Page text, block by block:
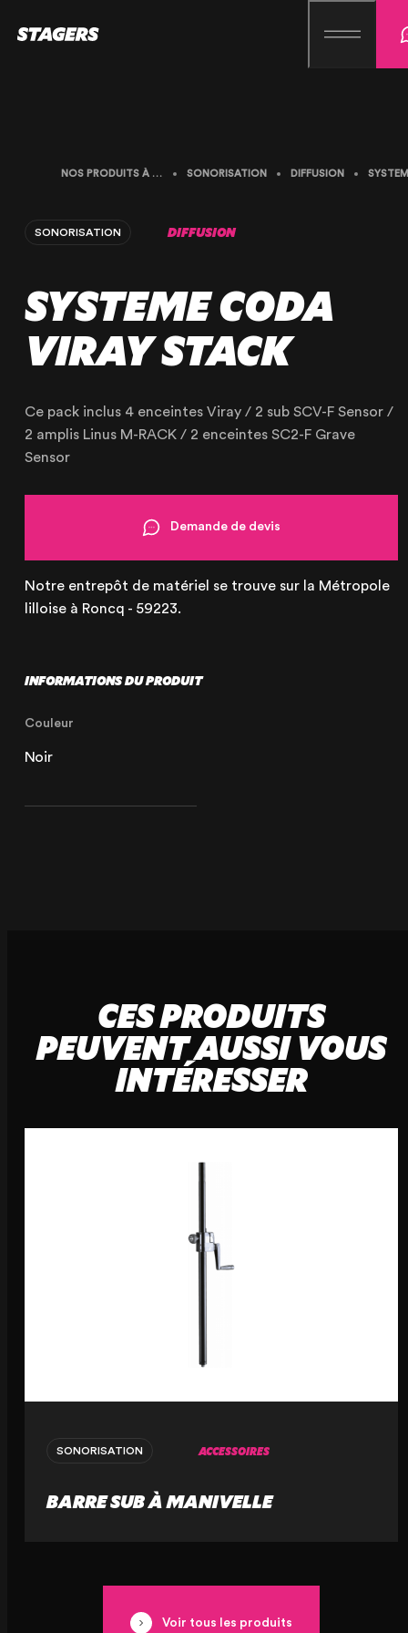
OUR AGENCY
OUR EXPERTISE
OUR ACCOMPANIMENT
OUR REALISATIONS
PRODUCTS FOR SALE
+33 (1) 44 50 40 70
NOS PRODUITS À LA LOCATION SONORISATION DIFFUSION
SONORISATION DIFFUSION
SYSTEME CODA
VIRAY STACK
Ce pack inclus 4 enceintes Viray / 2 sub SCV-F Sensor /
2 amplis Linus M-RACK / 2 enceintes SC2-F Grave
Sensor
Demande de devis
Notre entrepôt de matériel se trouve sur la Métropole
lilloise à Roncq - 59223.
INFORMATIONS DU PRODUIT
Couleur
Noir
CES PRODUITS
PEUVENT AUSSI VOUS
INTÉRESSER
SONORISATION ACCESSOIRES
BARRE SUB À MANIVELLE
Voir tous les produits